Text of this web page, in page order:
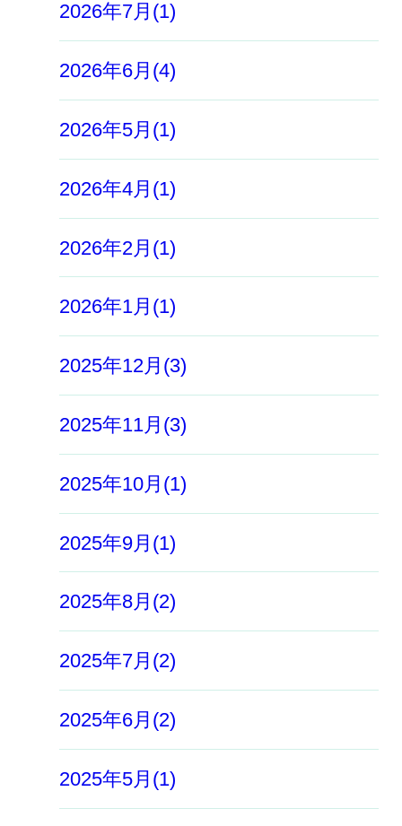
2026年7月(1)
2026年6月(4)
2026年5月(1)
2026年4月(1)
2026年2月(1)
2026年1月(1)
2025年12月(3)
2025年11月(3)
2025年10月(1)
2025年9月(1)
2025年8月(2)
2025年7月(2)
2025年6月(2)
2025年5月(1)